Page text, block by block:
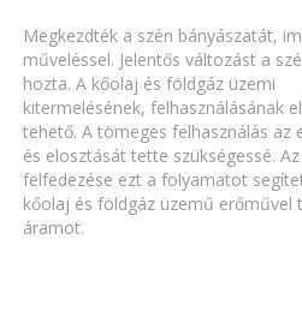
Megkezdték a szén bányászatát,
műveléssel. Jelentős változást a
hozta. A kőolaj és földgáz üzemi
kitermelésének, felhasználásának
tehető. A tömeges felhasználás az
és elosztását tette szükségessé.
felfedezése ezt a folyamatot
kőolaj és földgáz üzemű erőművel
áramot.